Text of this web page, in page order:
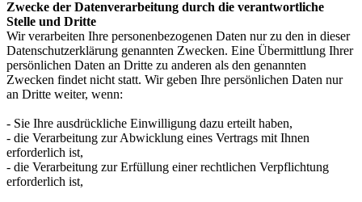
Zwecke der Datenverarbeitung durch die verantwortliche
Stelle und Dritte
Wir verarbeiten Ihre personenbezogenen Daten nur zu den in dieser
Datenschutzerklärung genannten Zwecken. Eine Übermittlung Ihrer
persönlichen Daten an Dritte zu anderen als den genannten
Zwecken findet nicht statt. Wir geben Ihre persönlichen Daten nur
an Dritte weiter, wenn:
- Sie Ihre ausdrückliche Einwilligung dazu erteilt haben,
- die Verarbeitung zur Abwicklung eines Vertrags mit Ihnen
erforderlich ist,
- die Verarbeitung zur Erfüllung einer rechtlichen Verpflichtung
erforderlich ist,